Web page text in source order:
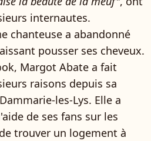
internautes.
chanteuse a abandonné
pousser ses cheveux.
Margot Abate a fait
raisons depuis sa
les-Lys. Elle a
de ses fans sur les
trouver un logement à